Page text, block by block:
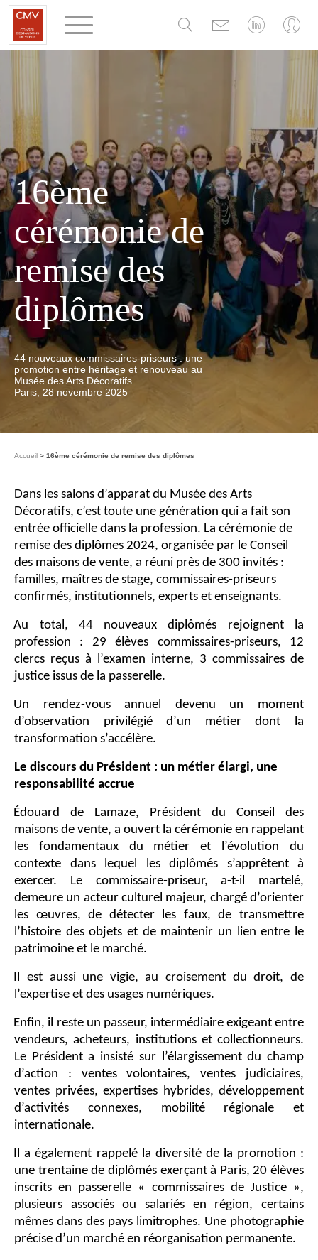
16ème
cérémonie de
remise des
diplômes
44 nouveaux commissaires-priseurs : une
promotion entre héritage et renouveau au
Musée des Arts Décoratifs
Paris, 28 novembre 2025
Accueil 16ème cérémonie de remise des diplômes
Dans les salons d’apparat du Musée des Arts
Décoratifs, c’est toute une génération qui a fait son
entrée officielle dans la profession. La cérémonie de
remise des diplômes 2024, organisée par le Conseil
des maisons de vente, a réuni près de 300 invités :
familles, maîtres de stage, commissaires-priseurs
confirmés, institutionnels, experts et enseignants.
Au total, 44 nouveaux diplômés rejoignent la
profession : 29 élèves commissaires-priseurs, 12
clercs reçus à l’examen interne, 3 commissaires de
justice issus de la passerelle.
Un rendez-vous annuel devenu un moment
d’observation privilégié d’un métier dont la
transformation s’accélère.
Le discours du Président : un métier élargi, une
responsabilité accrue
Édouard de Lamaze, Président du Conseil des
maisons de vente, a ouvert la cérémonie en rappelant
les fondamentaux du métier et l’évolution du
contexte dans lequel les diplômés s’apprêtent à
exercer. Le commissaire-priseur, a-t-il martelé,
demeure un acteur culturel majeur, chargé d’orienter
les œuvres, de détecter les faux, de transmettre
l’histoire des objets et de maintenir un lien entre le
patrimoine et le marché.
Il est aussi une vigie, au croisement du droit, de
l’expertise et des usages numériques.
Enfin, il reste un passeur, intermédiaire exigeant entre
vendeurs, acheteurs, institutions et collectionneurs.
Le Président a insisté sur l’élargissement du champ
d’action : ventes volontaires, ventes judiciaires,
ventes privées, expertises hybrides, développement
d’activités connexes, mobilité régionale et
internationale.
Il a également rappelé la diversité de la promotion :
une trentaine de diplômés exerçant à Paris, 20 élèves
inscrits en passerelle « commissaires de Justice »,
plusieurs associés ou salariés en région, certains
mêmes dans des pays limitrophes. Une photographie
précise d’un marché en réorganisation permanente.
Panneau de gestion des cookies